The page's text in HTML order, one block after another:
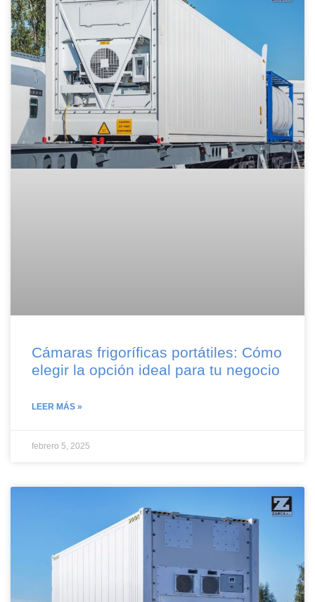
Cámaras frigoríficas portátiles: Cómo
elegir la opción ideal para tu negocio
LEER MÁS »
febrero 5, 2025